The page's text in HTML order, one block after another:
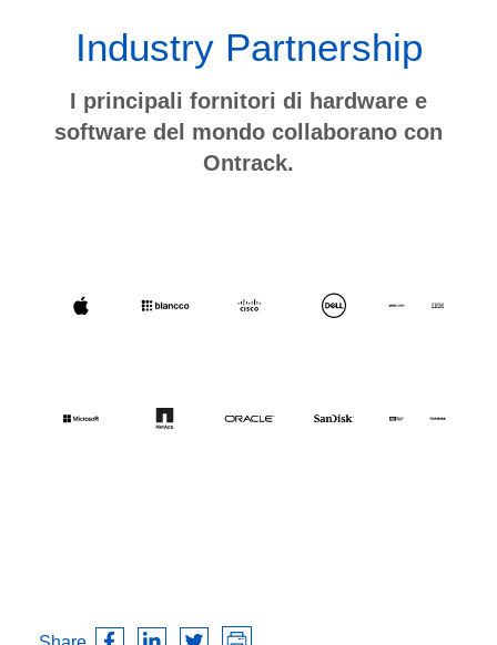
Industry Partnership
I principali fornitori di hardware e
software del mondo collaborano con
Ontrack.